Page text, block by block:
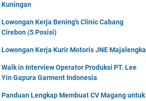
Kuningan
Lowongan Kerja Bening's Clinic Cabang
Cirebon (5 Posisi)
Lowongan Kerja Kurir Motoris JNE Majalengka
Walk in Interview Operator Produksi PT. Lee
Yin Gapura Garment Indonesia
Panduan Lengkap Membuat CV Magang untuk